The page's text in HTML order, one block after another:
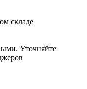
складе
Уточняйте